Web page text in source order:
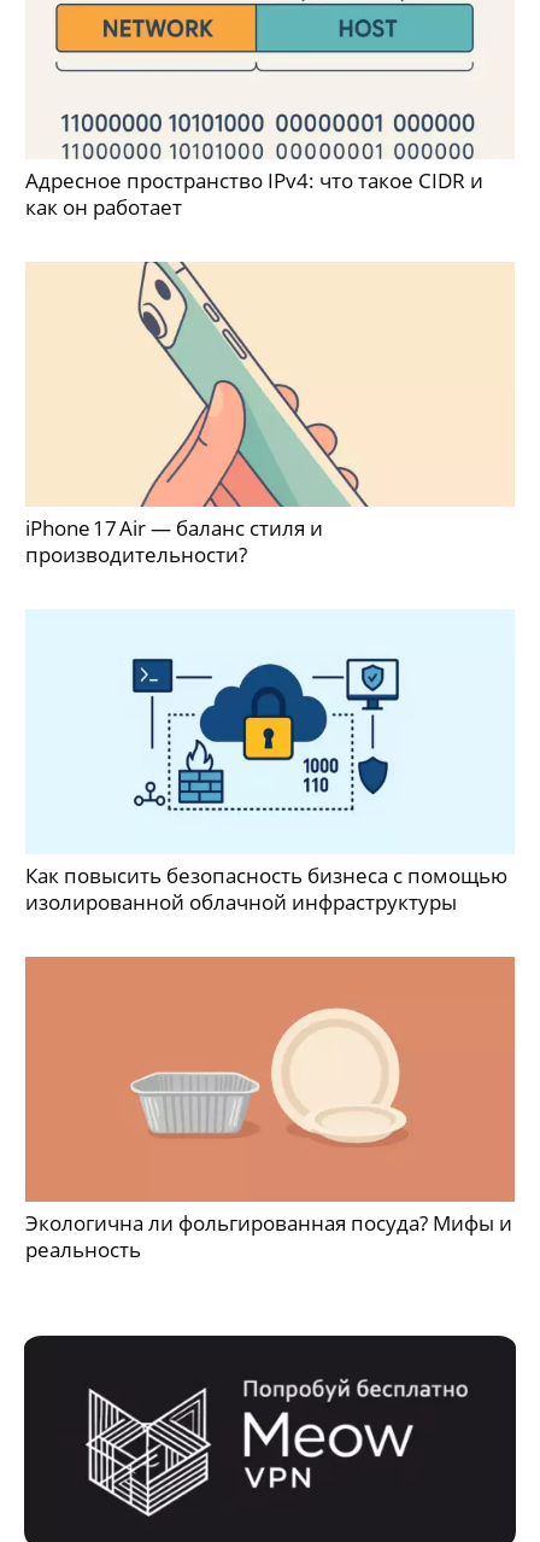
Адресное пространство IPv4: что такое CIDR и
как он работает
iPhone 17 Air — баланс стиля и
производительности?
Как повысить безопасность бизнеса с помощью
изолированной облачной инфраструктуры
Экологична ли фольгированная посуда? Мифы и
реальность